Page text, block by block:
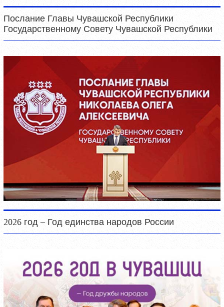
Послание Главы Чувашской Республики
Государственному Совету Чувашской Республики
2026 год – Год единства народов России